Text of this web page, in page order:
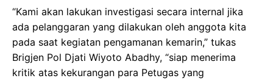
“Kami akan lakukan investigasi secara internal jika
ada pelanggaran yang dilakukan oleh anggota kita
pada saat kegiatan pengamanan kemarin,” tukas
Brigjen Pol Djati Wiyoto Abadhy, “siap menerima
kritik atas kekurangan para Petugas yang